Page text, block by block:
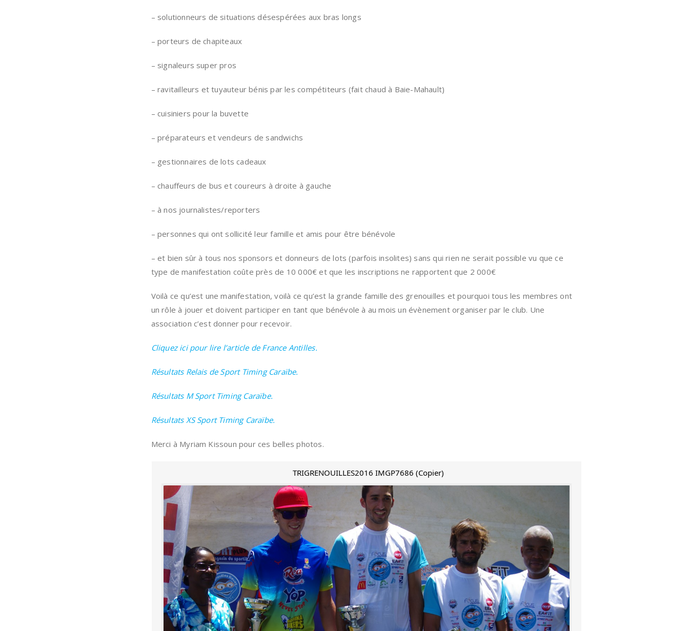
– solutionneurs de situations désespérées aux bras longs
– porteurs de chapiteaux
– signaleurs super pros
– ravitailleurs et tuyauteur bénis par les compétiteurs (fait chaud à Baie-Mahault)
– cuisiniers pour la buvette
– préparateurs et vendeurs de sandwichs
– gestionnaires de lots cadeaux
– chauffeurs de bus et coureurs à droite à gauche
– à nos journalistes/reporters
– personnes qui ont sollicité leur famille et amis pour être bénévole
– et bien sûr à tous nos sponsors et donneurs de lots (parfois insolites) sans qui rien ne serait possible vu que ce
type de manifestation coûte près de 10 000€ et que les inscriptions ne rapportent que 2 000€
Voilà ce qu’est une manifestation, voilà ce qu’est la grande famille des grenouilles et pourquoi tous les membres ont
un rôle à jouer et doivent participer en tant que bénévole à au mois un évènement organiser par le club. Une
association c’est donner pour recevoir.
Cliquez ici pour lire l’article de France Antilles.
Résultats Relais de Sport Timing Caraïbe.
Résultats M Sport Timing Caraïbe.
Résultats XS Sport Timing Caraïbe.
Merci à Myriam Kissoun pour ces belles photos.
TRIGRENOUILLES2016 IMGP7686 (Copier)